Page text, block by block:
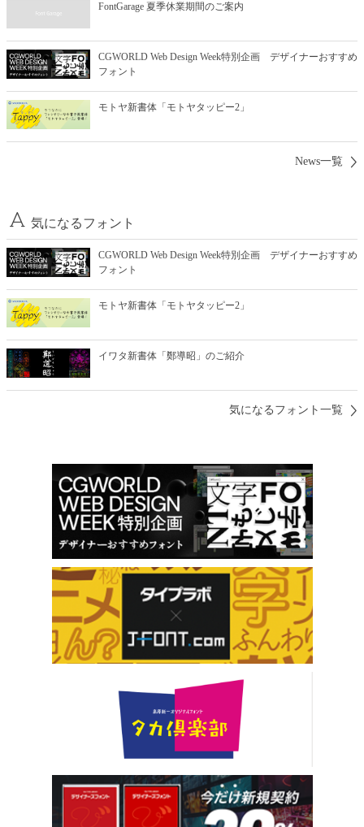
FontGarage 夏季休業期間のご案内
CGWORLD Web Design Week特別企画 デザイナーおすすめ
フォント
モトヤ新書体「モトヤタッピー2」
News一覧
気になるフォント
CGWORLD Web Design Week特別企画 デザイナーおすすめ
フォント
モトヤ新書体「モトヤタッピー2」
イワタ新書体「鄭導昭」のご紹介
気になるフォント一覧